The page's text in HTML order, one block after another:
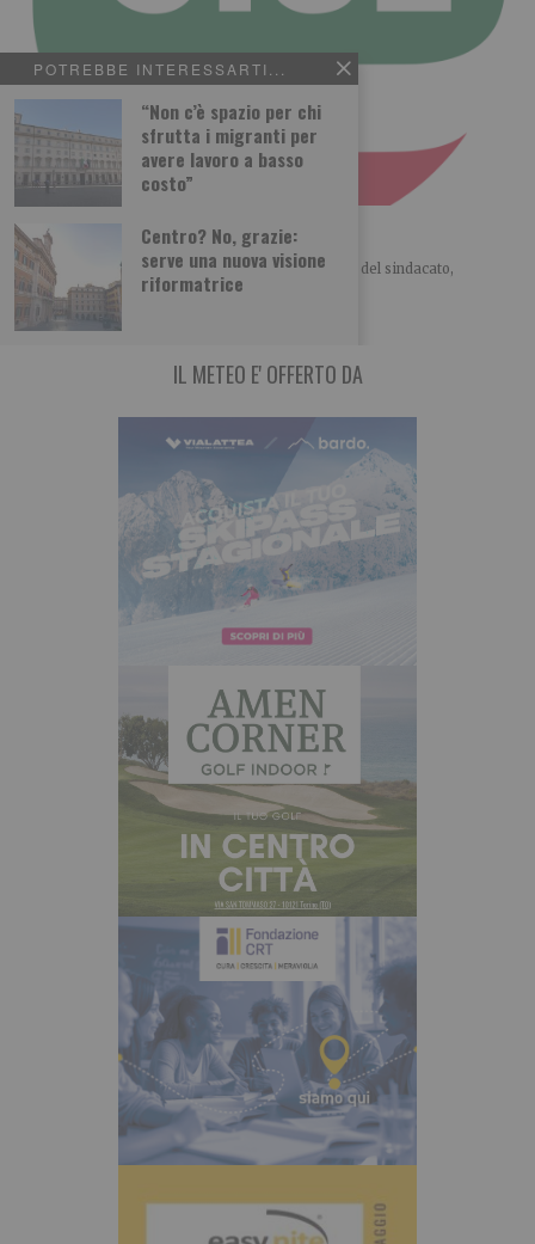
POTREBBE INTERESSARTI...
“Non c’è spazio per chi
sfrutta i migranti per
avere lavoro a basso
costo”
Centro? No, grazie:
serve una nuova visione
riformatrice
La Cisl vince. Basta conflitti
LO SCENARIO POLITICO di Giorgio Merlo Il ruolo del sindacato,
storicamente, passa attraverso la contrattazione, il
IL METEO E' OFFERTO DA